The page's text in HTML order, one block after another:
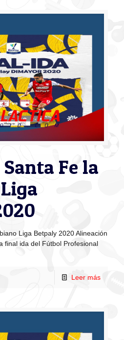
Fe la
Liga Betpaly 2020 Alineación
final ida del Fútbol Profesional
Leer más